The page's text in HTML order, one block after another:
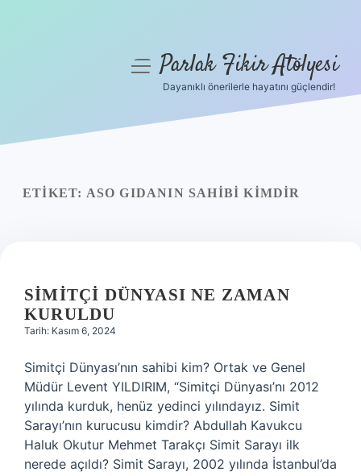
Yasal Uyarı
menüyüParlak Fikir Atölyesi
Dayanıklı önerilerle hayatını güçlendir!
ETIKET: ASO GIDANIN SAHIBI KIMDIR
SIMITÇI DÜNYASI NE ZAMAN
KURULDU
Tarih: Kasım 6, 2024
Simitçi Dünyası’nın sahibi kim? Ortak ve Genel
Müdür Levent YILDIRIM, “Simitçi Dünyası’nı 2012
yılında kurduk, henüz yedinci yılındayız. Simit
Sarayı’nın kurucusu kimdir? Abdullah Kavukcu
Haluk Okutur Mehmet Tarakçı Simit Sarayı ilk
nerede açıldı? Simit Sarayı, 2002 yılında İstanbul’da